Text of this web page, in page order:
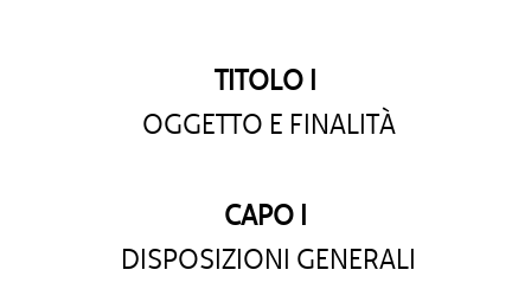
dal 15/12/2016 al 31/12/2016
dal 13/08/2016 al 14/12/2016
dal 13/11/2015 al 31/12/2015
dal 01/10/2015 al 12/11/2015
dal 11/08/2015 al 30/09/2015
TITOLO I
OGGETTO E FINALITÀ
CAPO I
DISPOSIZIONI GENERALI